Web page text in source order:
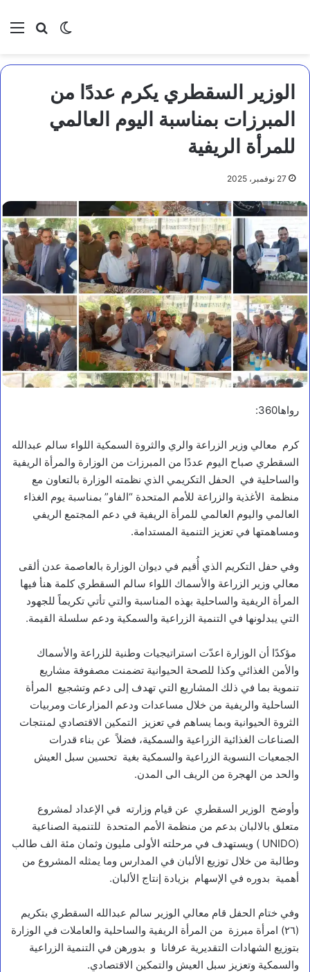
بحثالوضع
الوزير السقطري يكرم عددًا من
المبرزات بمناسبة اليوم العالمي
للمرأة الريفية
27 نوفمبر، 2025
رواها360:
كرم معالي وزير الزراعة والري والثروة السمكية اللواء سالم عبدالله
السقطري صباح اليوم عددًا من المبرزات من الوزارة والمرأة الريفية
والساحلية في الحفل التكريمي الذي نظمته الوزارة بالتعاون مع
منظمة الأغذية والزراعة للأمم المتحدة “الفاو” بمناسبة يوم الغذاء
العالمي واليوم العالمي للمرأة الريفية في دعم المجتمع الريفي
ومساهمتها في تعزيز التنمية المستدامة.
وفي حفل التكريم الذي أُقيم في ديوان الوزارة بالعاصمة عدن ألقى
معالي وزير الزراعة والأسماك اللواء سالم السقطري كلمة هنأ فيها
المرأة الريفية والساحلية بهذه المناسبة والتي تأتي تكريماً للجهود
التي يبدلونها في التنمية الزراعية والسمكية ودعم سلسلة القيمة.
مؤكدًا أن الوزارة اعدّت استراتيجيات وطنية للزراعة والأسماك
والأمن الغذائي وكذا للصحة الحيوانية تضمنت مصفوفة مشاريع
تنموية بما في ذلك المشاريع التي تهدف إلى دعم وتشجيع المرأة
الساحلية والريفية من خلال مساعدات ودعم المزارعات ومربيات
الثروة الحيوانية وبما يساهم في تعزيز التمكين الاقتصادي لمنتجات
الصناعات الغذائية الزراعية والسمكية، فضلاً عن بناء قدرات
الجمعيات النسوية الزراعية والسمكية بغية تحسين سبل العيش
والحد من الهجرة من الريف الى المدن.
وأوضح الوزير السقطري عن قيام وزارته في الإعداد لمشروع
متعلق بالالبان بدعم من منظمة الأمم المتحدة للتنمية الصناعية
(UNIDO ) ويستهدف في مرحلته الأولى مليون وثمان مئة الف طالب
وطالبة من خلال توزيع الألبان في المدارس وما يمثله المشروع من
أهمية بدوره في الإسهام بزيادة إنتاج الألبان.
وفي ختام الحفل قام معالي الوزير سالم عبدالله السقطري بتكريم
(٢٦) امرأة مبرزة من المرأة الريفية والساحلية والعاملات في الوزارة
بتوزيع الشهادات التقديرية عرفانا و بدورهن في التنمية الزراعية
والسمكية وتعزيز سبل العيش والتمكين الاقتصادي.